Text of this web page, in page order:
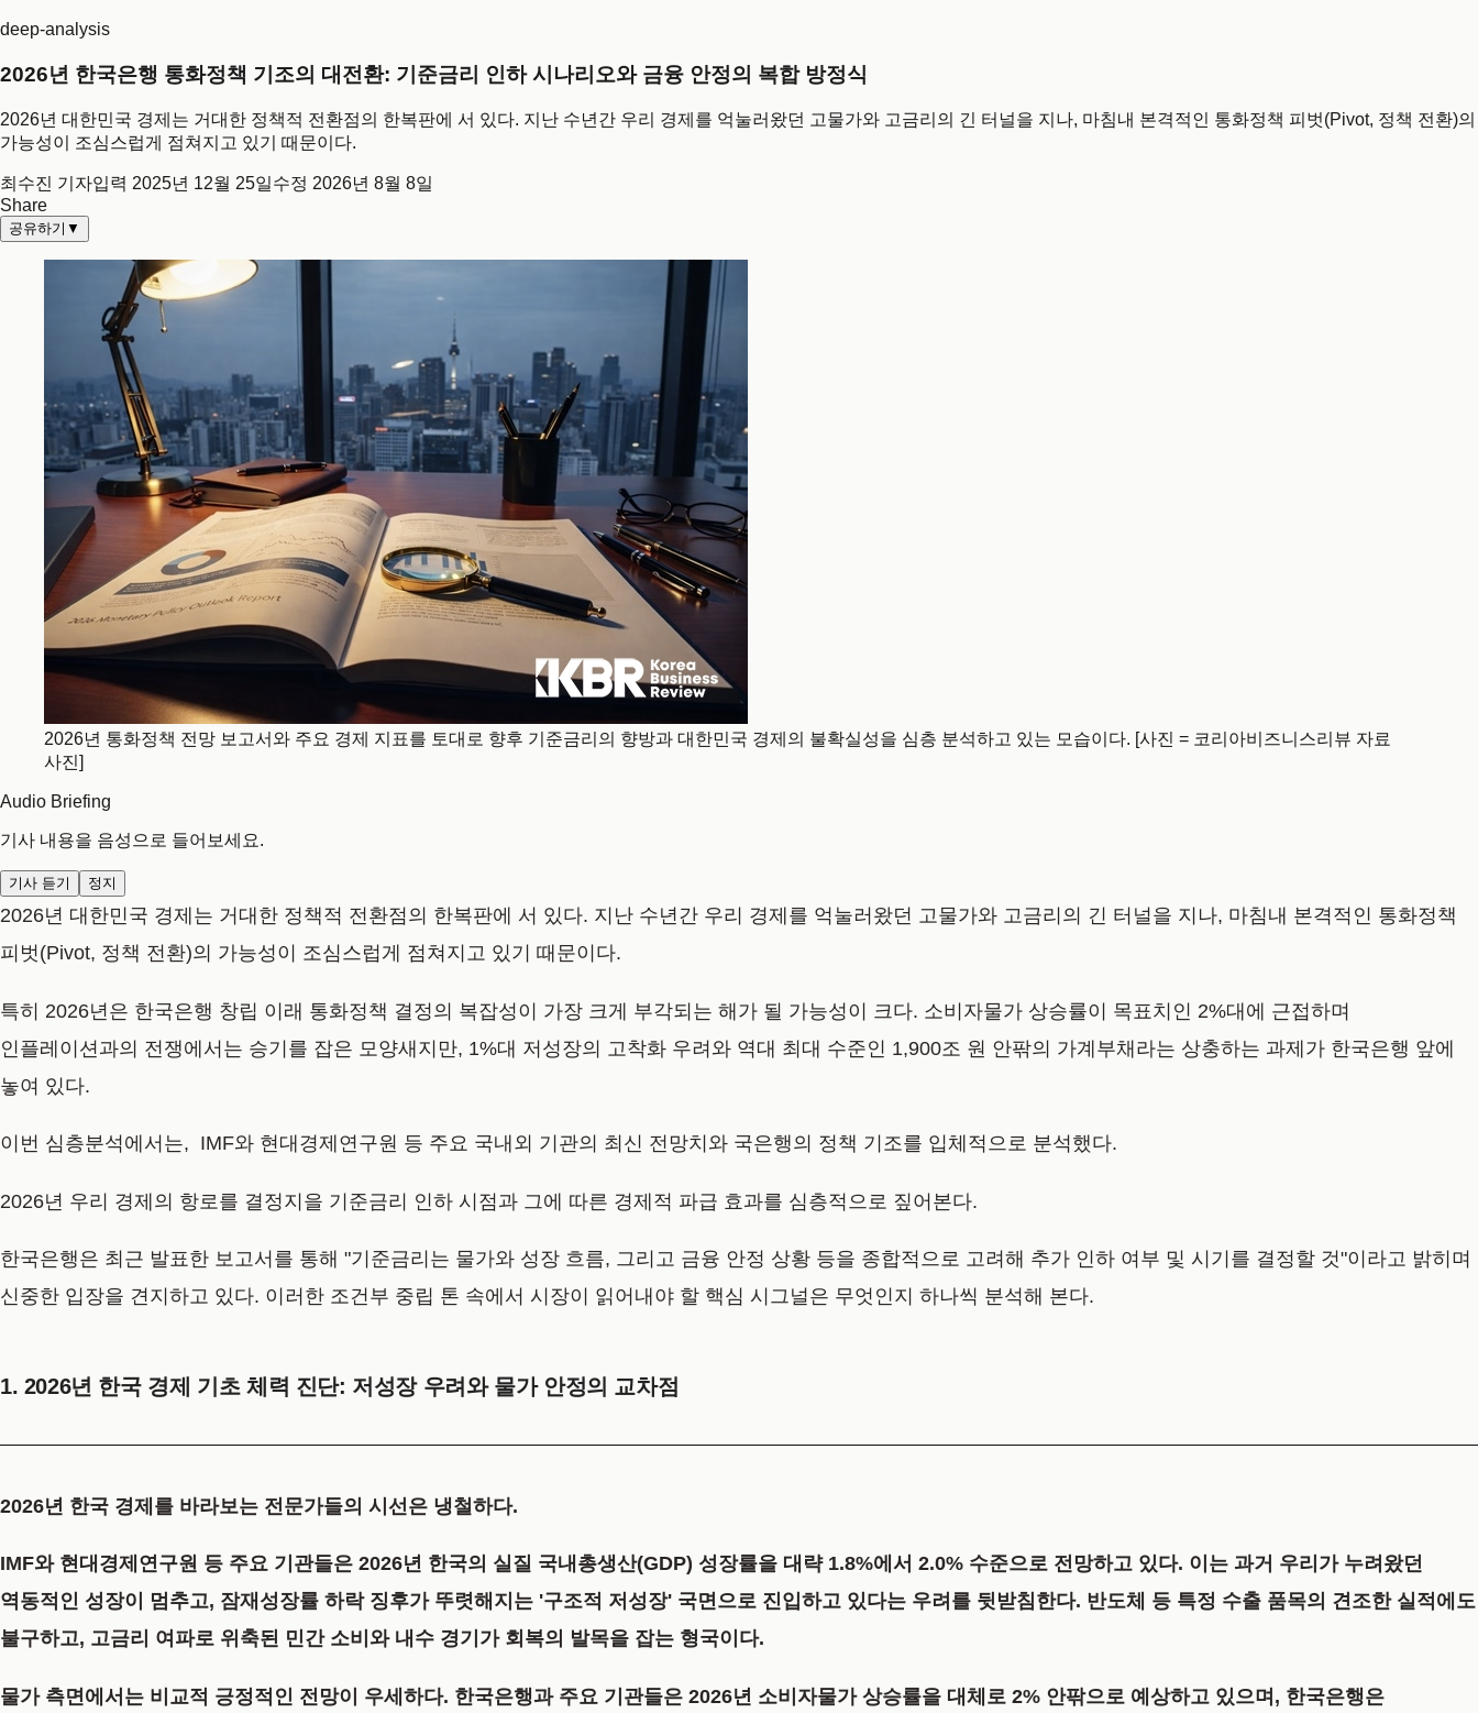
deep-analysis
2026년 한국은행 통화정책 기조의 대전환: 기준금리 인하 시나리오와 금융 안정의 복합 방정식
2026년 대한민국 경제는 거대한 정책적 전환점의 한복판에 서 있다. 지난 수년간 우리 경제를 억눌러왔던 고물가와 고금리의 긴 터널을 지나, 마침내 본격적인 통화정책 피벗(Pivot, 정책 전환)의
가능성이 조심스럽게 점쳐지고 있기 때문이다.
최수진 기자입력 2025년 12월 25일수정 2026년 8월 8일
Share
공유하기 ▼
2026년 통화정책 전망 보고서와 주요 경제 지표를 토대로 향후 기준금리의 향방과 대한민국 경제의 불확실성을 심층 분석하고 있는 모습이다. [사진 = 코리아비즈니스리뷰 자료
사진]
Audio Briefing
기사 내용을 음성으로 들어보세요.
기사 듣기 정지
2026년 대한민국 경제는 거대한 정책적 전환점의 한복판에 서 있다. 지난 수년간 우리 경제를 억눌러왔던 고물가와 고금리의 긴 터널을 지나, 마침내 본격적인 통화정책
피벗(Pivot, 정책 전환)의 가능성이 조심스럽게 점쳐지고 있기 때문이다.
특히 2026년은 한국은행 창립 이래 통화정책 결정의 복잡성이 가장 크게 부각되는 해가 될 가능성이 크다. 소비자물가 상승률이 목표치인 2%대에 근접하며
인플레이션과의 전쟁에서는 승기를 잡은 모양새지만, 1%대 저성장의 고착화 우려와 역대 최대 수준인 1,900조 원 안팎의 가계부채라는 상충하는 과제가 한국은행 앞에
놓여 있다.
이번 심층분석에서는, IMF와 현대경제연구원 등 주요 국내외 기관의 최신 전망치와 국은행의 정책 기조를 입체적으로 분석했다.
2026년 우리 경제의 항로를 결정지을 기준금리 인하 시점과 그에 따른 경제적 파급 효과를 심층적으로 짚어본다.
한국은행은 최근 발표한 보고서를 통해 "기준금리는 물가와 성장 흐름, 그리고 금융 안정 상황 등을 종합적으로 고려해 추가 인하 여부 및 시기를 결정할 것"이라고 밝히며
신중한 입장을 견지하고 있다. 이러한 조건부 중립 톤 속에서 시장이 읽어내야 할 핵심 시그널은 무엇인지 하나씩 분석해 본다.
1. 2026년 한국 경제 기초 체력 진단: 저성장 우려와 물가 안정의 교차점
2026년 한국 경제를 바라보는 전문가들의 시선은 냉철하다.
IMF와 현대경제연구원 등 주요 기관들은 2026년 한국의 실질 국내총생산(GDP) 성장률을 대략 1.8%에서 2.0% 수준으로 전망하고 있다. 이는 과거 우리가 누려왔던
역동적인 성장이 멈추고, 잠재성장률 하락 징후가 뚜렷해지는 '구조적 저성장' 국면으로 진입하고 있다는 우려를 뒷받침한다. 반도체 등 특정 수출 품목의 견조한 실적에도
불구하고, 고금리 여파로 위축된 민간 소비와 내수 경기가 회복의 발목을 잡는 형국이다.
물가 측면에서는 비교적 긍정적인 전망이 우세하다. 한국은행과 주요 기관들은 2026년 소비자물가 상승률을 대체로 2% 안팎으로 예상하고 있으며, 한국은행은